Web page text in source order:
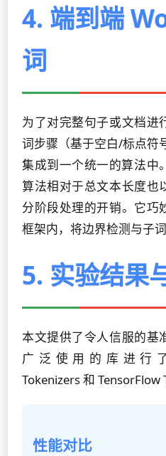
4. 端到端
词
为了对完整句子或文档进
词步骤（基于空白/标点符
集成到一个统一的算法中
算法相对于总文本长度也
分阶段处理的开销。它巧
框架内，将边界检测与子
5. 实验结果
本文提供了令人信服的基
广泛使用的库进行了
Tokenizers 和 TensorFlow
性能对比